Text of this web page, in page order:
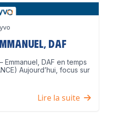
DAF
Emmanuel, DAF en temps
Aujourd’hui, focus sur
Lire la suite